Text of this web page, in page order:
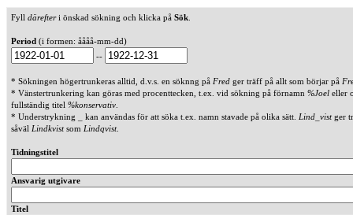
Fyll därefteri önskad sökning och klicka på Sök
Period (i formen: åååå-mm-dd)
--
* Sökningen högertrunkeras alltid, d.v.s. en söknng på Fred ger träff på allt som börjar på
* Vänstertrunkering kan göras med procenttecken, t.ex. vid sökning på förnamn %Joel eller
fullständig titel %konservativ
* Understrykning _ kan användas för att söka t.ex. namn stavade på olika sätt. Lind_vistger
såväl Lindkvistsom Lindqvist.
Tidningstitel
Ansvarig utgivare
Titel